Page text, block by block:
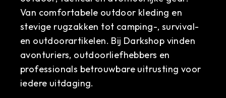
Van comfortabele outdoor kleding en
stevige rugzakken tot camping-, survival-
en outdoorartikelen. Bij Darkshop vinden
avonturiers, outdoorliefhebbers en
professionals betrouwbare uitrusting voor
iedere uitdaging.